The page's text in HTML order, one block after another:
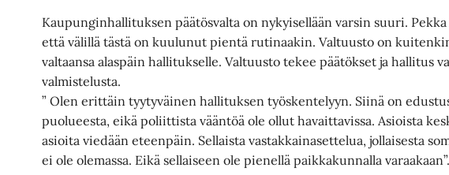
Kaupunginhallituksen päätösvalta on nykyisellään varsin suuri.
että välillä tästä on kuulunut pientä rutinaakin. Valtuusto on
valtaansa alaspäin hallitukselle. Valtuusto tekee päätökset ja hallitus
valmistelusta.
” Olen erittäin tyytyväinen hallituksen työskentelyyn. Siinä on
puolueesta, eikä poliittista vääntöä ole ollut havaittavissa. Asioista
asioita viedään eteenpäin. Sellaista vastakkainasettelua, jollaisesta
ei ole olemassa. Eikä sellaiseen ole pienellä paikkakunnalla varaakaan”.